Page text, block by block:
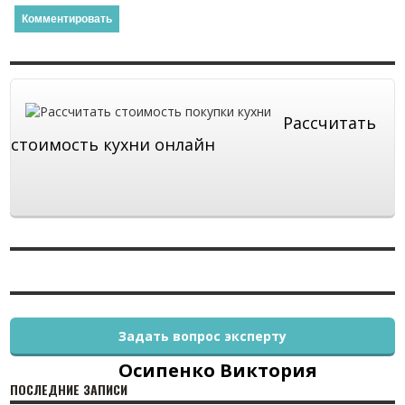
Рассчитать
стоимость кухни онлайн
Осипенко Виктория
Задать вопрос эксперту
ПОСЛЕДНИЕ ЗАПИСИ